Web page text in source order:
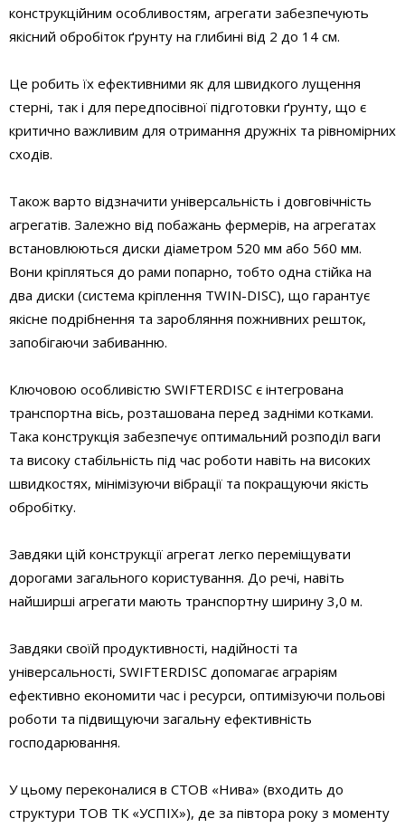
конструкційним особливостям, агрегати забезпечують
якісний обробіток ґрунту на глибині від 2 до 14 см.
Це робить їх ефективними як для швидкого лущення
стерні, так і для передпосівної підготовки ґрунту, що є
критично важливим для отримання дружніх та рівномірних
сходів.
Також варто відзначити універсальність і довговічність
агрегатів. Залежно від побажань фермерів, на агрегатах
встановлюються диски діаметром 520 мм або 560 мм.
Вони кріпляться до рами попарно, тобто одна стійка на
два диски (система кріплення TWIN-DISC), що гарантує
якісне подрібнення та заробляння пожнивних решток,
запобігаючи забиванню.
Ключовою особливістю SWIFTERDISC є інтегрована
транспортна вісь, розташована перед задніми котками.
Така конструкція забезпечує оптимальний розподіл ваги
та високу стабільність під час роботи навіть на високих
швидкостях, мінімізуючи вібрації та покращуючи якість
обробітку.
Завдяки цій конструкції агрегат легко переміщувати
дорогами загального користування. До речі, навіть
найширші агрегати мають транспортну ширину 3,0 м.
Завдяки своїй продуктивності, надійності та
універсальності, SWIFTERDISC допомагає аграріям
ефективно економити час і ресурси, оптимізуючи польові
роботи та підвищуючи загальну ефективність
господарювання.
У цьому переконалися в СТОВ «Нива» (входить до
структури ТОВ ТК «УСПІХ»), де за півтора року з моменту